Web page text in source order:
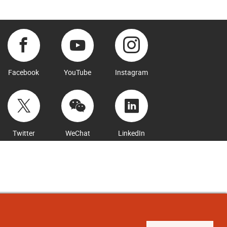
Facebook YouTube Instagram
Twitter WeChat LinkedIn